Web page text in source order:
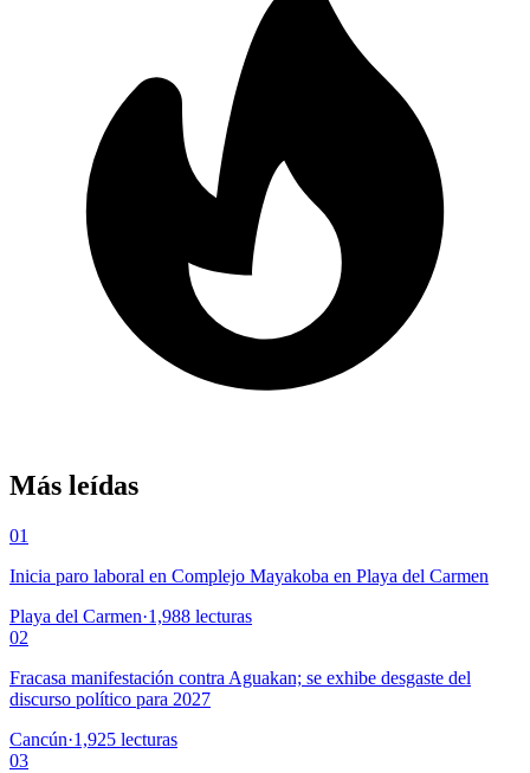
Más leídas
01
Inicia paro laboral en Complejo Mayakoba en Playa del Carmen
Playa del Carmen·1,988 lecturas
02
Fracasa manifestación contra Aguakan; se exhibe desgaste del
discurso político para 2027
Cancún·1,925 lecturas
03